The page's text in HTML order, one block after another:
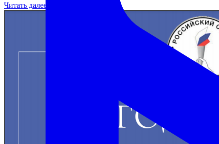
Читать далее →